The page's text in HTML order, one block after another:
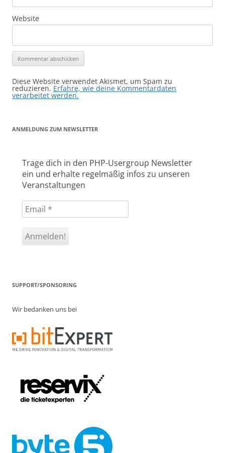
Website
Alternative:
Diese Website verwendet Akismet, um Spam zu
reduzieren. Erfahre, wie deine Kommentardaten
verarbeitet werden.
ANMELDUNG ZUM NEWSLETTER
Trage dich in den PHP-Usergroup Newsletter
ein und erhalte regelmäßig infos zu unseren
Veranstaltungen
SUPPORT/SPONSORING
Wir bedanken uns bei